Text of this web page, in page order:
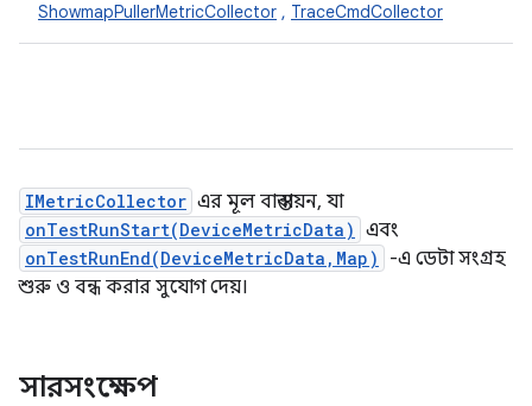
ShowmapPullerMetricCollector , TraceCmdCollector
IMetricCollector এর মূল বাস্তবায়ন, যা
onTestRunStart(DeviceMetricData) এবং
onTestRunEnd(DeviceMetricData,Map)
-এ ডেটা সংগ্রহ
শুরু ও বন্ধ করার সুযোগ দেয়।
সারসংক্ষেপ